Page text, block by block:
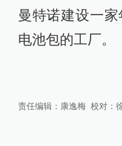
曼特诺建设一
电池包的工厂。
责任编辑： 康逸梅 校对：